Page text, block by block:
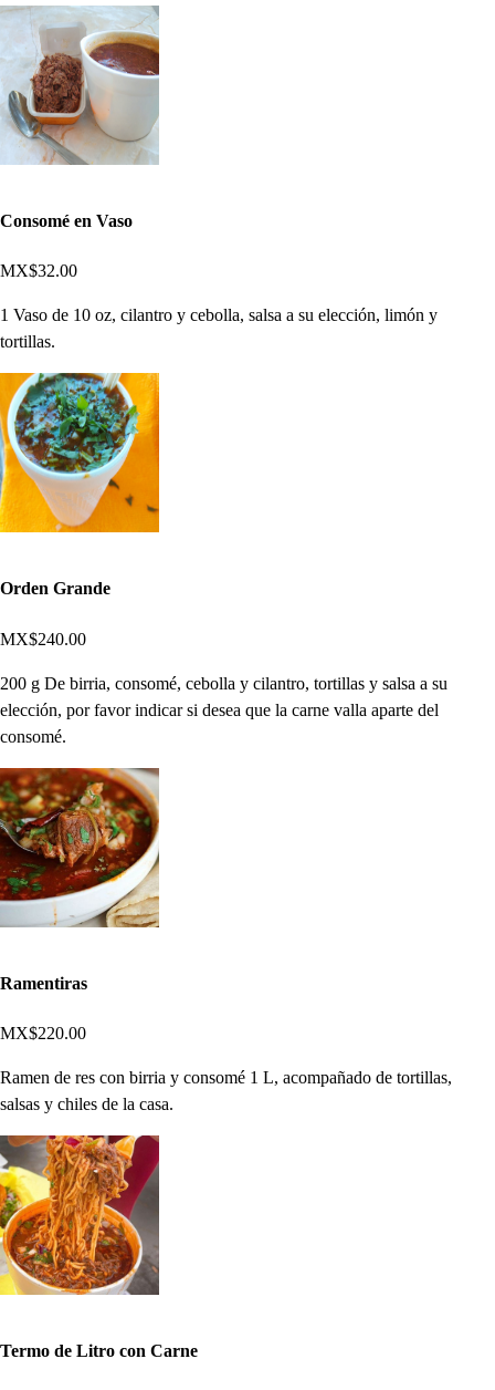
Consomé en Vaso
MX$32.00
1 Vaso de 10 oz, cilantro y cebolla, salsa a su elección, limón y
tortillas.
Orden Grande
MX$240.00
200 g De birria, consomé, cebolla y cilantro, tortillas y salsa a su
elección, por favor indicar si desea que la carne valla aparte del
consomé.
Ramentiras
MX$220.00
Ramen de res con birria y consomé 1 L, acompañado de tortillas,
salsas y chiles de la casa.
Termo de Litro con Carne